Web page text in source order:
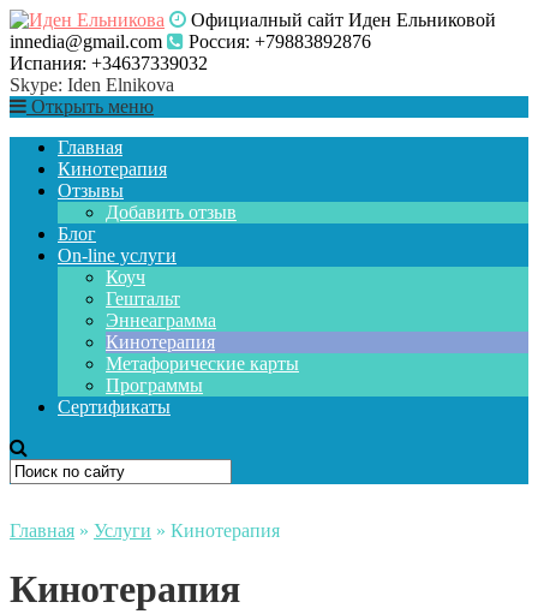
Официалный сайт Иден Ельниковой
innedia@gmail.com
Россия: +79883892876
Испания: +34637339032
Skype: Iden Elnikova
Открыть меню
Главная
Кинотерапия
Отзывы
Добавить отзыв
Блог
On-line услуги
Коуч
Гештальт
Эннеаграмма
Кинотерапия
Метафорические карты
Программы
Сертификаты
Главная » Услуги » Кинотерапия
Кинотерапия